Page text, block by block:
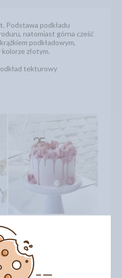
Podstawa podkładu
natomiast górna cześć
podkładowym,
złotym.
tekturowy